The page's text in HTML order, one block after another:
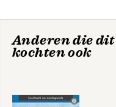
Basisboek AutoCAD
2026
16. Inleiding Dynamische
Anderen die dit
kochten ook